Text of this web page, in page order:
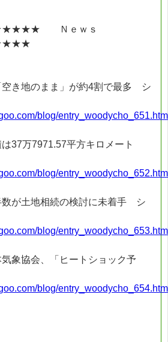
Ｎｅｗｓ
空き地のまま」が約4割で最多 シ
blog/
37万7971.57平方キロメート
blog/
数が土地相続の検討に未着手 シ
blog/
象協会、「ヒートショック予
blog/